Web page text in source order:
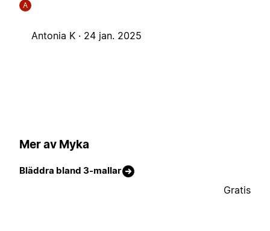
A
Antonia K · 24 jan. 2025
Mer av Myka
Bläddra bland 3-mallar
Gratis